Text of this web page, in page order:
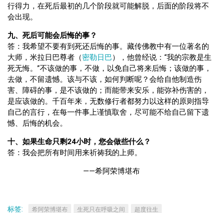
行得力，在死后最初的几个阶段就可能解脱，后面的阶段将不
会出现。
九、死后可能会后悔的事？
答：我希望不要有到死还后悔的事。藏传佛教中有一位著名的
大师，米拉日巴尊者（密勒日巴），他曾经说：“我的宗教是生
死无悔。”不该做的事，不做，以免自己将来后悔；该做的事，
去做，不留遗憾。该与不该，如何判断呢？会给自他制造伤
害、障碍的事，是不该做的；而能带来安乐，能弥补伤害的，
是应该做的。千百年来，无数修行者都努力以这样的原则指导
自己的言行，在每一件事上谨慎取舍，尽可能不给自己留下遗
憾、后悔的机会。
十、如果生命只剩24小时，您会做些什么？
答：我会把所有时间用来祈祷我的上师。
——希阿荣博堪布
标签: 希阿荣博堪布 生死只在呼吸之间 超度往生